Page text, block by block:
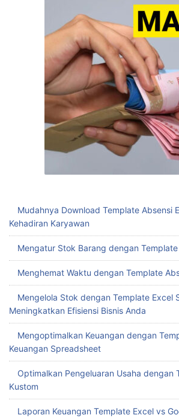
Mudahnya Download Template Absensi
Kehadiran Karyawan
Mengatur Stok Barang dengan
Menghemat Waktu dengan Template
Mengelola Stok dengan Template Excel
Meningkatkan Efisiensi Bisnis Anda
Mengoptimalkan Keuangan dengan
Keuangan Spreadsheet
Optimalkan Pengeluaran Usaha dengan
Kustom
Laporan Keuangan Template Excel vs